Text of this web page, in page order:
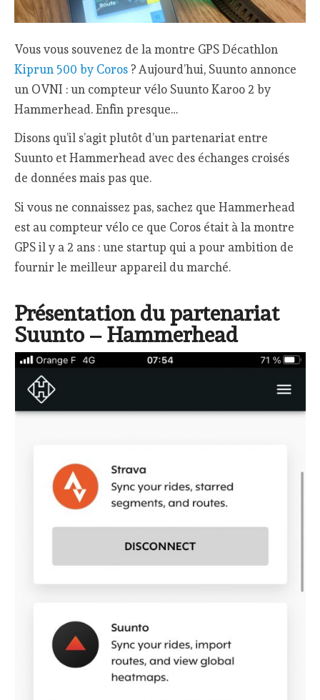
Vous vous souvenez de la montre GPS Décathlon
Kiprun 500 by Coros ? Aujourd’hui, Suunto annonce
un OVNI : un compteur vélo Suunto Karoo 2 by
Hammerhead. Enfin presque…
Disons qu’il s’agit plutôt d’un partenariat entre
Suunto et Hammerhead avec des échanges croisés
de données mais pas que.
Si vous ne connaissez pas, sachez que Hammerhead
est au compteur vélo ce que Coros était à la montre
GPS il y a 2 ans : une startup qui a pour ambition de
fournir le meilleur appareil du marché.
Présentation du partenariat
Suunto – Hammerhead